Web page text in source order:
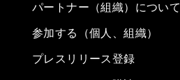
パートナー（組織）につい
参加する（個人、組織）
プレスリリース登録